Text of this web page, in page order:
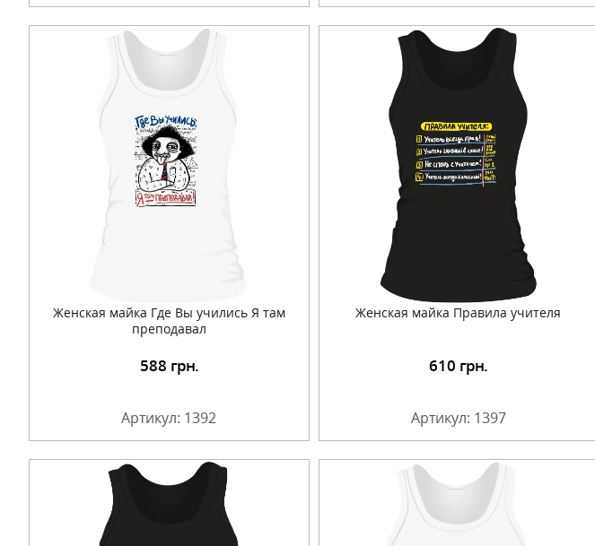
Женская майка Где Вы учились Я там
преподавал
588 грн.
Артикул: 1392
Женская майка Правила учителя
Подробнее 610 грн.
Артикул: 1397
Подробнее